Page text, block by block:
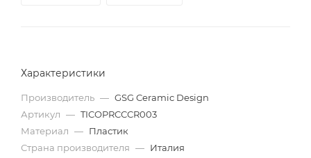
Характеристики
Производитель — GSG Ceramic Design
Артикул — TICOPRCCCR003
Материал — Пластик
Страна производителя — Италия